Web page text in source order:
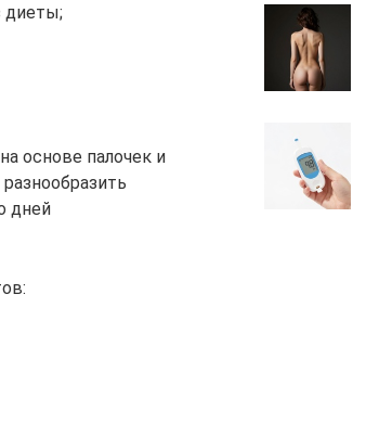
диеты;
основе палочек и
дней